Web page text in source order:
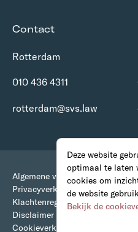
Deze website
optimaal te laten
cookies om
de website
Bekijk de
Contact
Rotterdam
010 436 4311
rotterdam@svs.law
Algemene voorwaarden
Privacyverklaring
Klachtenregeling
Disclaimer
Cookieverklaring